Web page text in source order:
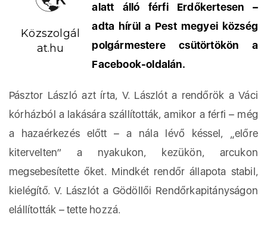
Közszolgál
at.hu
alatt álló férfi Erdőkertesen –
adta hírül a Pest megyei község
polgármestere csütörtökön a
Facebook-oldalán.
Pásztor László azt írta, V. Lászlót a rendőrök a Váci
kórházból a lakására szállították, amikor a férfi – még
a hazaérkezés előtt – a nála lévő késsel, „előre
kitervelten” a nyakukon, kezükön, arcukon
megsebesítette őket. Mindkét rendőr állapota stabil,
kielégítő. V. Lászlót a Gödöllői Rendőrkapitányságon
elállították – tette hozzá.